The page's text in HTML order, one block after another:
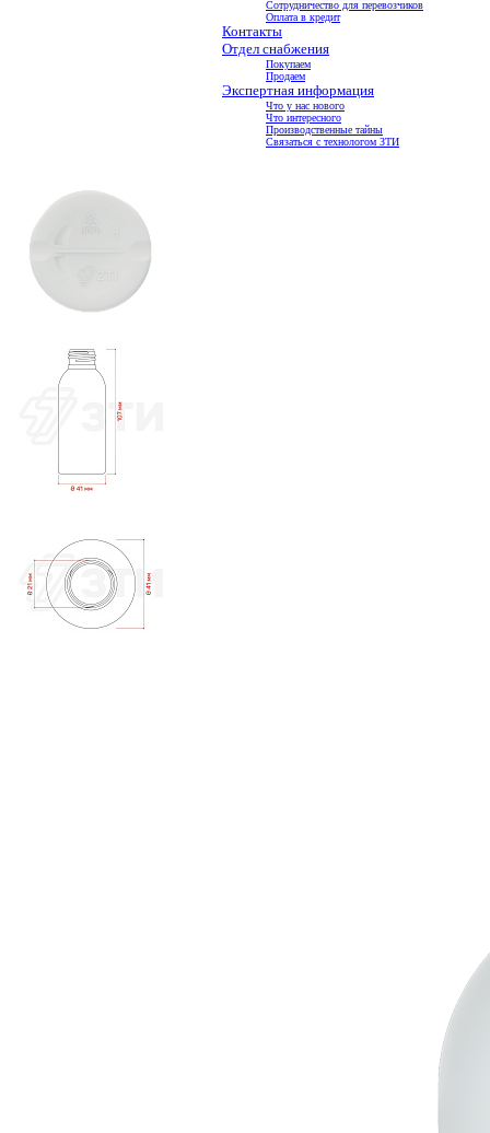
Сотрудничество для перевозчиков
Оплата в кредит
Контакты
Отдел снабжения
Покупаем
Продаем
Экспертная информация
Что у нас нового
Что интересного
Производственные тайны
Связаться с технологом ЗТИ